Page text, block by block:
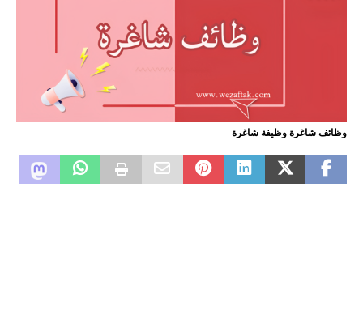
وظائف شاغرة وظيفة شاغرة